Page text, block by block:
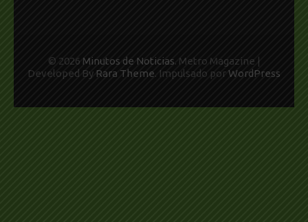
© 2026 Minutos de Noticias. Metro Magazine |
Developed By Rara Theme. Impulsado porWordPress